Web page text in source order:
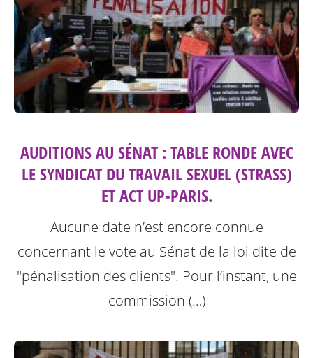
AUDITIONS AU SÉNAT : TABLE RONDE AVEC
LE SYNDICAT DU TRAVAIL SEXUEL (STRASS)
ET ACT UP-PARIS.
Aucune date n’est encore connue
concernant le vote au Sénat de la loi dite de
"pénalisation des clients". Pour l’instant, une
commission (…)